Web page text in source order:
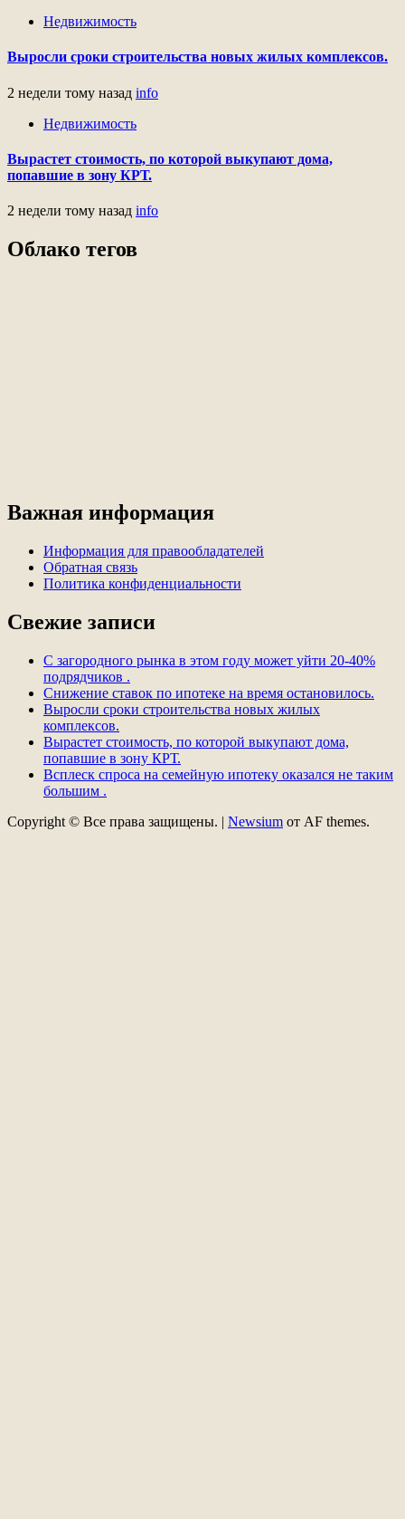
Недвижимость
Выросли сроки строительства новых жилых комплексов.
2 недели тому назад info
Недвижимость
Вырастет стоимость, по которой выкупают дома,
попавшие в зону КРТ.
2 недели тому назад info
Облако тегов
Важная информация
Информация для правообладателей
Обратная связь
Политика конфиденциальности
Свежие записи
С загородного рынка в этом году может уйти 20-40%
подрядчиков .
Снижение ставок по ипотеке на время остановилось.
Выросли сроки строительства новых жилых
комплексов.
Вырастет стоимость, по которой выкупают дома,
попавшие в зону КРТ.
Всплеск спроса на семейную ипотеку оказался не таким
большим .
Copyright © Все права защищены. | Newsium от AF themes.